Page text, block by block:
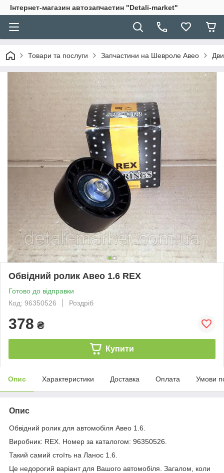
Інтернет-магазин автозапчастин "Detali-market"
Товари та послуги Запчастини на Шевроле Авео
Обвідний ролик Авео 1.6 REX
Готово до відправки
Код: 96350526
Роздріб
378 ₴
Купити
Опис Характеристики Доставка Оплата Умови
Опис
Обвідний ролик для автомобіля Авео 1.6.
Виробник: REX. Номер за каталогом: 96350526.
Такий самий стоїть на Ланос 1.6.
Це недорогий варіант для Вашого автомобіля. Загалом, коли